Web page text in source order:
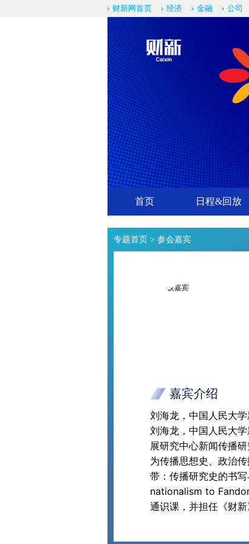
财新网首页 经济 金融 公司
首页 日程&回放
专题首页 > 参会嘉宾
嘉宾介绍
刘海龙，中国人民大
刘海龙，中国人民大
展研究中心新闻传播
为传播思想史、政治
带：传播研究史的书
nationalism to
通识课，并担任《财新